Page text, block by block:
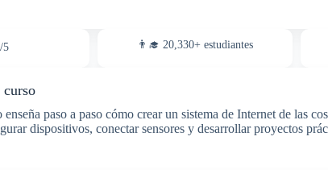
5 👨‍🎓 20,330+ estudiantes
paso a paso cómo crear un sistema de Internet de las
dispositivos, conectar sensores y desarrollar proyectos